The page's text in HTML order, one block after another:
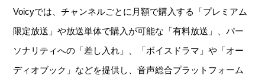
Voicyでは、チャンネルごとに月額で購入する「プレミアム
限定放送」や放送単体で購入が可能な「有料放送」、パー
ソナリティへの「差し入れ」、「ボイスドラマ」や「オー
ディオブック」などを提供し、音声総合プラットフォーム